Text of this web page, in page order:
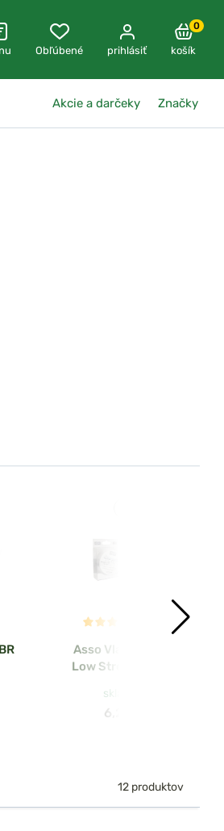
Obľúbené prihlásiť
0
košík
Akcie a darčeky Značky
Asso Vlasec Ultra
Low Stretch 150m
skladom
6,20 €
12 produktov